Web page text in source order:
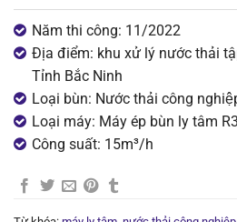
Năm thi công: 11/2022
Địa điểm: khu xử lý nước thải
Tỉnh Bắc Ninh
Loại bùn: Nước thải công
Loại máy: Máy ép bùn ly tâm
Công suất: 15m³/h